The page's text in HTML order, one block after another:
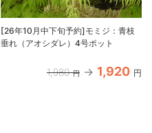
[26年10月中下旬予約]モミジ：青枝
垂れ（アオシダレ）4号ポット
1,980 円 1,920 円